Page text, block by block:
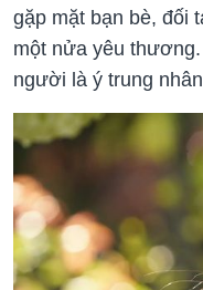
gặp mặt bạn bè, đối
một nửa yêu
người là ý trung